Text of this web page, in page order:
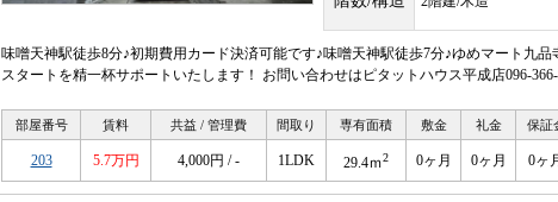
味噌天神駅徒歩8分♪初期費用カード決済可能です♪味噌天神駅徒歩7分♪ゆめマート九
スタートを精一杯サポートいたします！ お問い合わせはピタットハウス平成店096-
部屋番号 賃料 共益 / 管理費 間取り 専有面積 敷金 礼金 保証
203 5.7万円 4,000円 / - 1LDK 29.4ｍ2 0ヶ月 0ヶ月 0ヶ